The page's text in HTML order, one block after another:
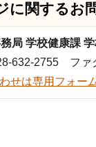
に関するお
局 学校健康課
632-2755 ファ
せは専用フォー